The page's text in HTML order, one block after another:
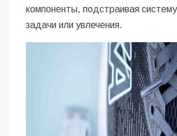
компоненты, подстраивая
задачи или увлечения.